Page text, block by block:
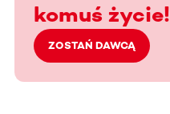
komuś życie!
ZOSTAŃ DAWCĄ